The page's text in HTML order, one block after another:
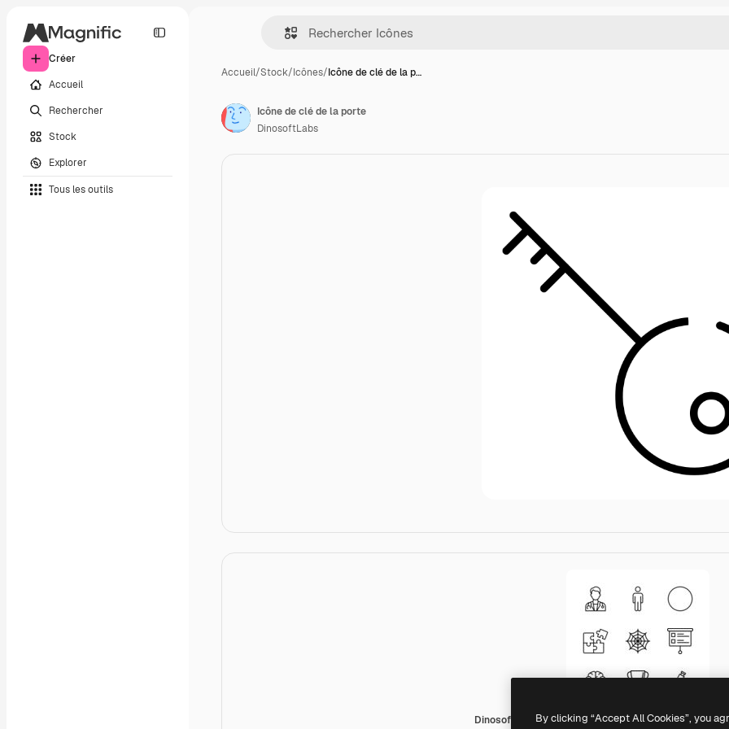
Créer
Accueil
Rechercher
Stock
Explorer
Tous les outils
Accueil/Stock/Icônes/Icône de clé de la p…
Dinosoft Lineal
Icône de clé de la porte
DinosoftLabs
By clicking “Accept All Cookies”, you